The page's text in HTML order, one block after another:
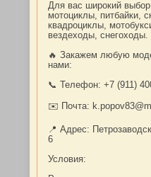
Для вас широкий
мотоциклы, питбайки,
квадроциклы,
вездеходы, снегоходы.
🔥 Закажем любую
нами:
📞 Телефон: +7 (911)
✉️ Почта:
📍 Адрес:
6
Условия: